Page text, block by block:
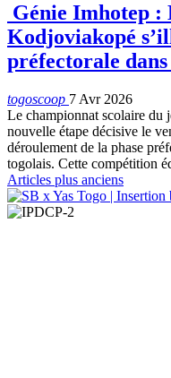
Génie Imhotep :
Kodjoviakopé
préfectorale
togoscoop 7 Avr 2026
Le championnat scolaire du
nouvelle étape décisive le
déroulement de la phase
togolais. Cette compétition
Articles plus anciens